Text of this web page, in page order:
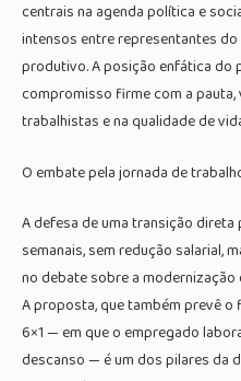
centrais na agenda política e
intensos entre representantes
produtivo. A posição enfática do
compromisso firme com a
trabalhistas e na qualidade de
O embate pela jornada de
A defesa de uma transição
semanais, sem redução salarial,
no debate sobre a
A proposta, que também prevê
6×1 — em que o empregado
descanso — é um dos pilares da